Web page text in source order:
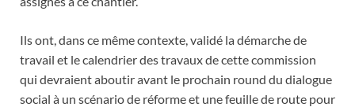
Ils ont, dans ce même contexte, validé la démarche de
travail et le calendrier des travaux de cette commission
qui devraient aboutir avant le prochain round du dialogue
social à un scénario de réforme et une feuille de route pour